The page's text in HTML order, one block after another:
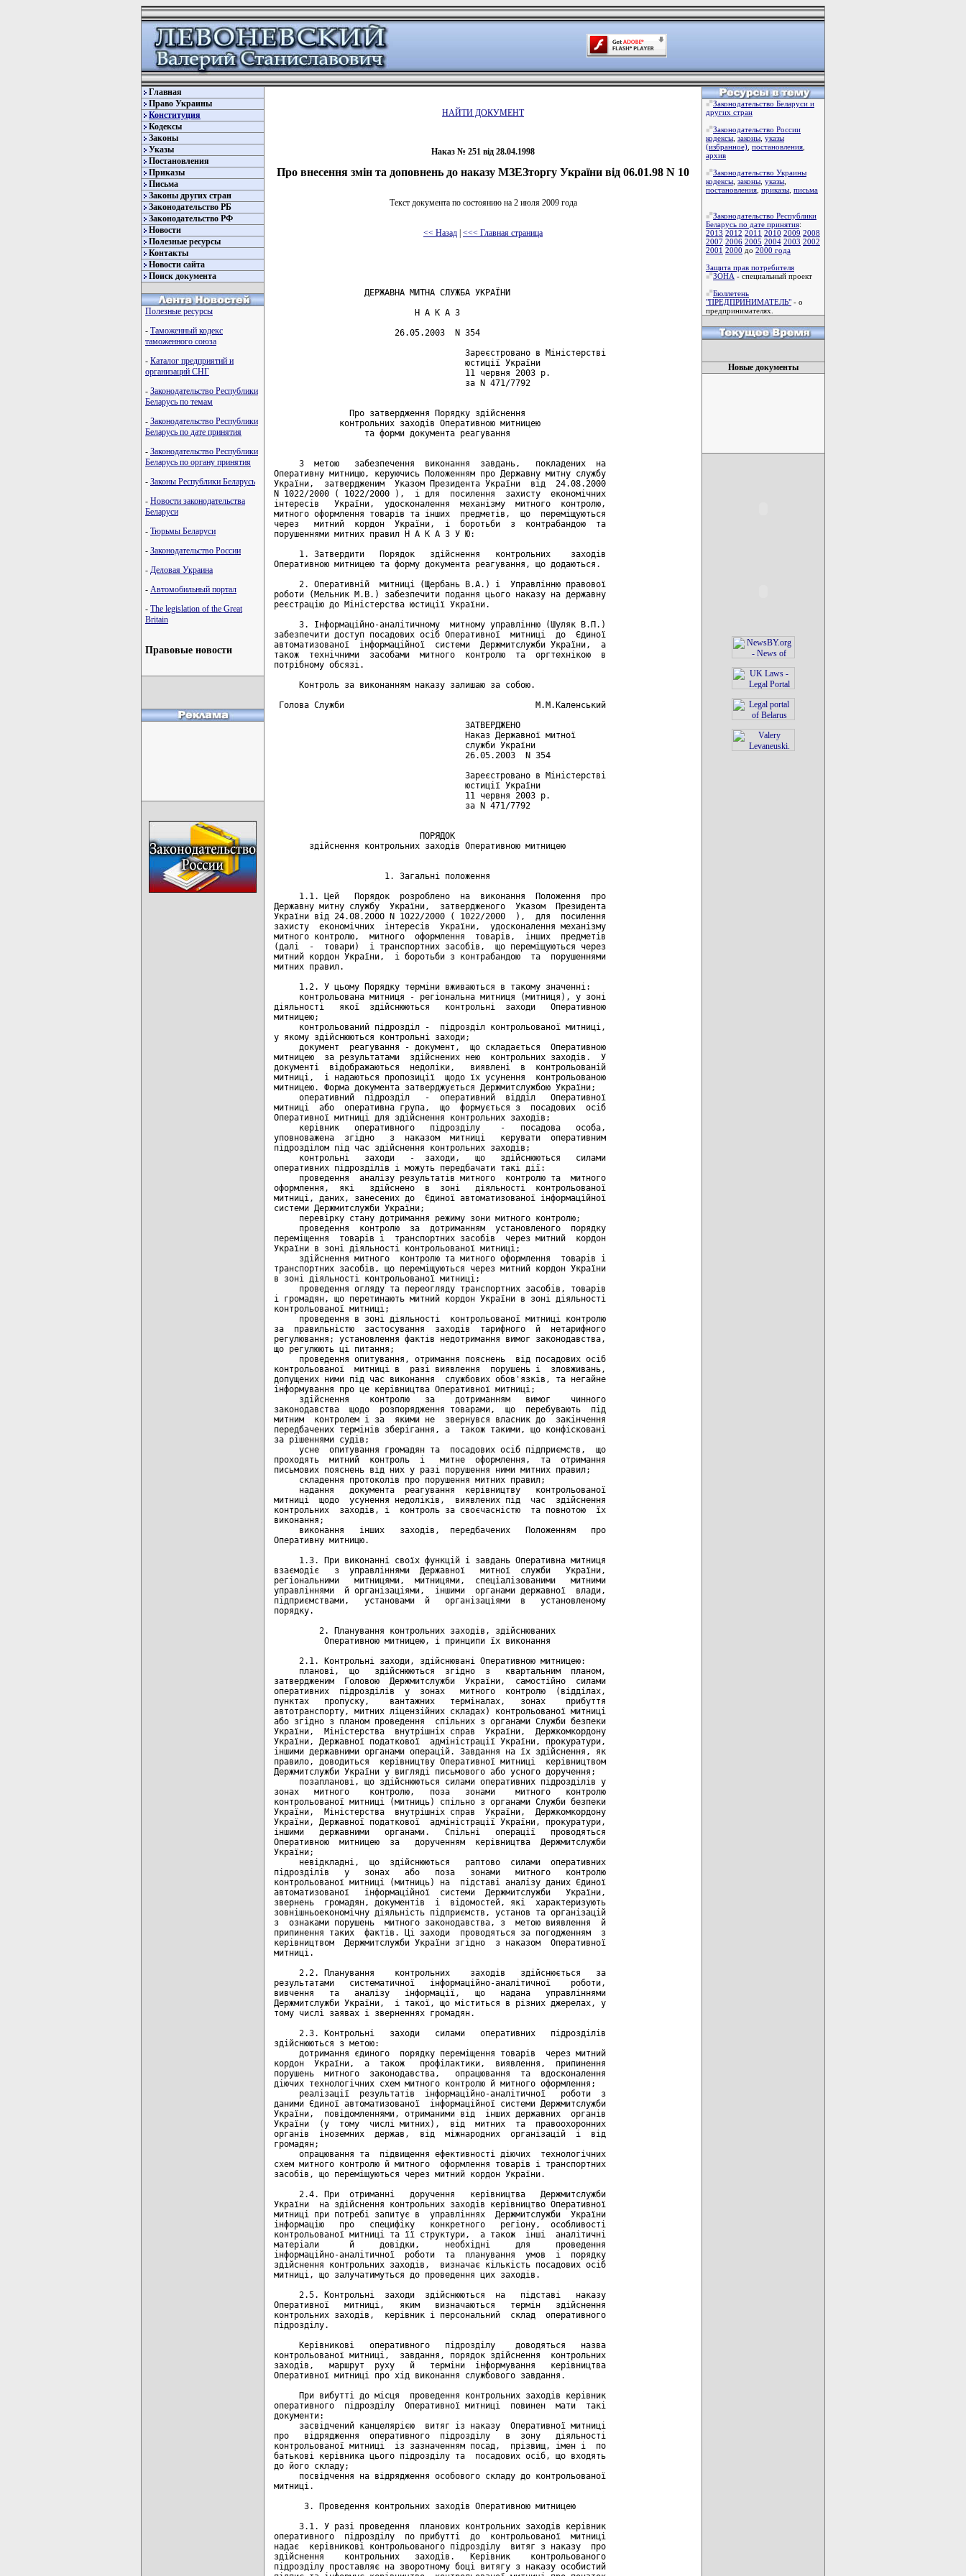
Главная
Право Украины
Конституция
Кодексы
Законы
Указы
Постановления
Приказы
Письма
Законы других стран
Законодательство РБ
Законодательство РФ
Новости
Полезные ресурсы
Контакты
Новости сайта
Поиск документа
Полезные ресурсы
- Таможенный кодекс
таможенного союза
- Каталог предприятий и
организаций СНГ
- Законодательство Республики
Беларусь по темам
- Законодательство Республики
Беларусь по дате принятия
- Законодательство Республики
Беларусь по органу принятия
- Законы Республики Беларусь
- Новости законодательства
Беларуси
- Тюрьмы Беларуси
- Законодательство России
- Деловая Украина
- Автомобильный портал
- The legislation of the Great
Britain
Правовые новости
НАЙТИ ДОКУМЕНТ
Наказ № 251 від 28.04.1998
Про внесення змін та доповнень до наказу МЗЕЗторгу України від 06.01.98 N 10
Текст документа по состоянию на 2 июля 2009 года
<< Назад | <<< Главная страница
Законодательство Беларуси и
других стран
Законодательство России
кодексы законы указы
(избранное) постановления
архив
Законодательство Украины
кодексы законы указы
постановления приказы письма
Законодательство Республики
Беларусь по дате принятия:
2013 2012 2011 2010 2009 2008
2007 2006 2005 2004 2003 2002
2001 2000 до 2000 года
Защита прав потребителя
ЗОНА - специальный проект
Бюллетень
"ПРЕДПРИНИМАТЕЛЬ" - о
предпринимателях.
Новые документы